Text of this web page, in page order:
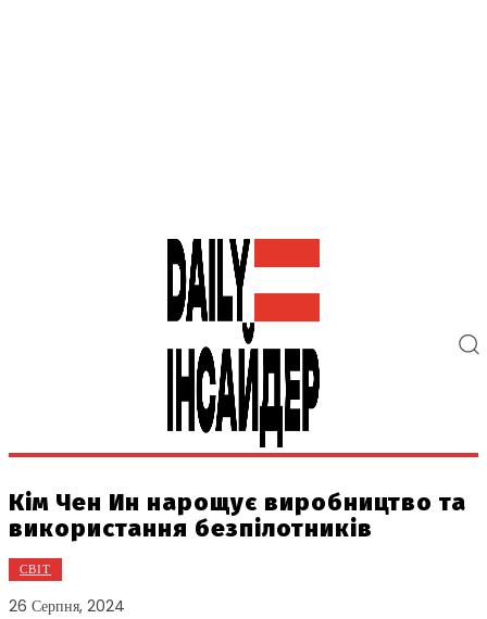
Кім Чен Ин нарощує виробництво та
використання безпілотників
СВІТ
26 Серпня, 2024